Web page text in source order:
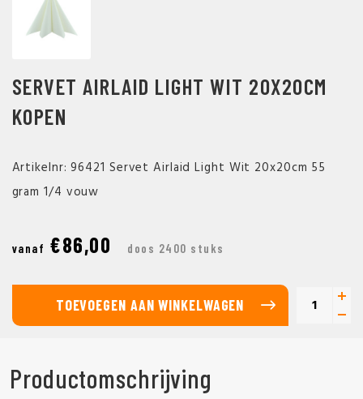
SERVET AIRLAID LIGHT WIT 20X20CM
KOPEN
Artikelnr: 96421 Servet Airlaid Light Wit 20x20cm 55
gram 1/4 vouw
vanaf €86,00 doos 2400 stuks
TOEVOEGEN AAN WINKELWAGEN
Productomschrijving